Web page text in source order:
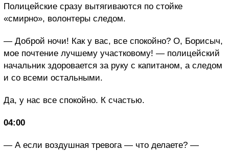
Полицейские сразу вытягиваются по стойке
«смирно», волонтеры следом.
— Доброй ночи! Как у вас, все спокойно? О, Борисыч,
мое почтение лучшему участковому! — полицейский
начальник здоровается за руку с капитаном, а следом
и со всеми остальными.
Да, у нас все спокойно. К счастью.
04:00
— А если воздушная тревога — что делаете? —